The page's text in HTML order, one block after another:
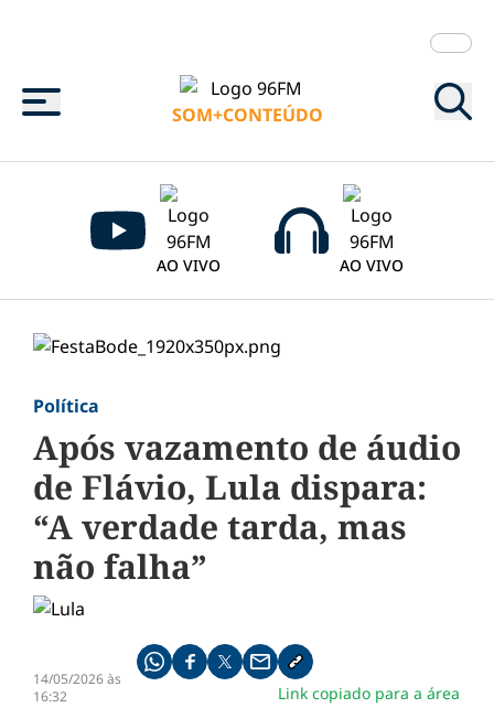
Menu
SOM+CONTEÚDO
AO VIVO AO VIVO
Política
Após vazamento de áudio
de Flávio, Lula dispara:
“A verdade tarda, mas
não falha”
14/05/2026 às
16:32
Compartilhe pelo whatsapp
Compartilhar no facebook
Compartilhar no twitter
Compartilhe pelo email
Copiar link da notícia
Link copiado para a área